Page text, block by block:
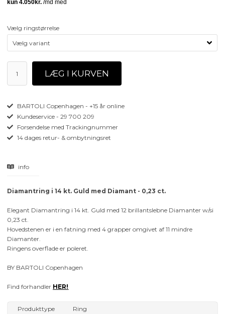
Vælg ringstørrelse
BARTOLI Copenhagen - +15 år online
Kundeservice - 29 700 209
Forsendelse med Trackingnummer
14 dages retur- & ombytningsret
info
Diamantring i 14 kt. Guld med Diamant - 0,23 ct.
Elegant Diamantring i 14 kt. Guld med 12 brillantslebne Diamanter w/si
0,23 ct.
Hovedstenen er i en fatning med 4 grapper omgivet af 11 mindre
Diamanter.
Ringens overflade er poleret.
BY BARTOLI Copenhagen
Find forhandler HER!
Produkttype
Ring